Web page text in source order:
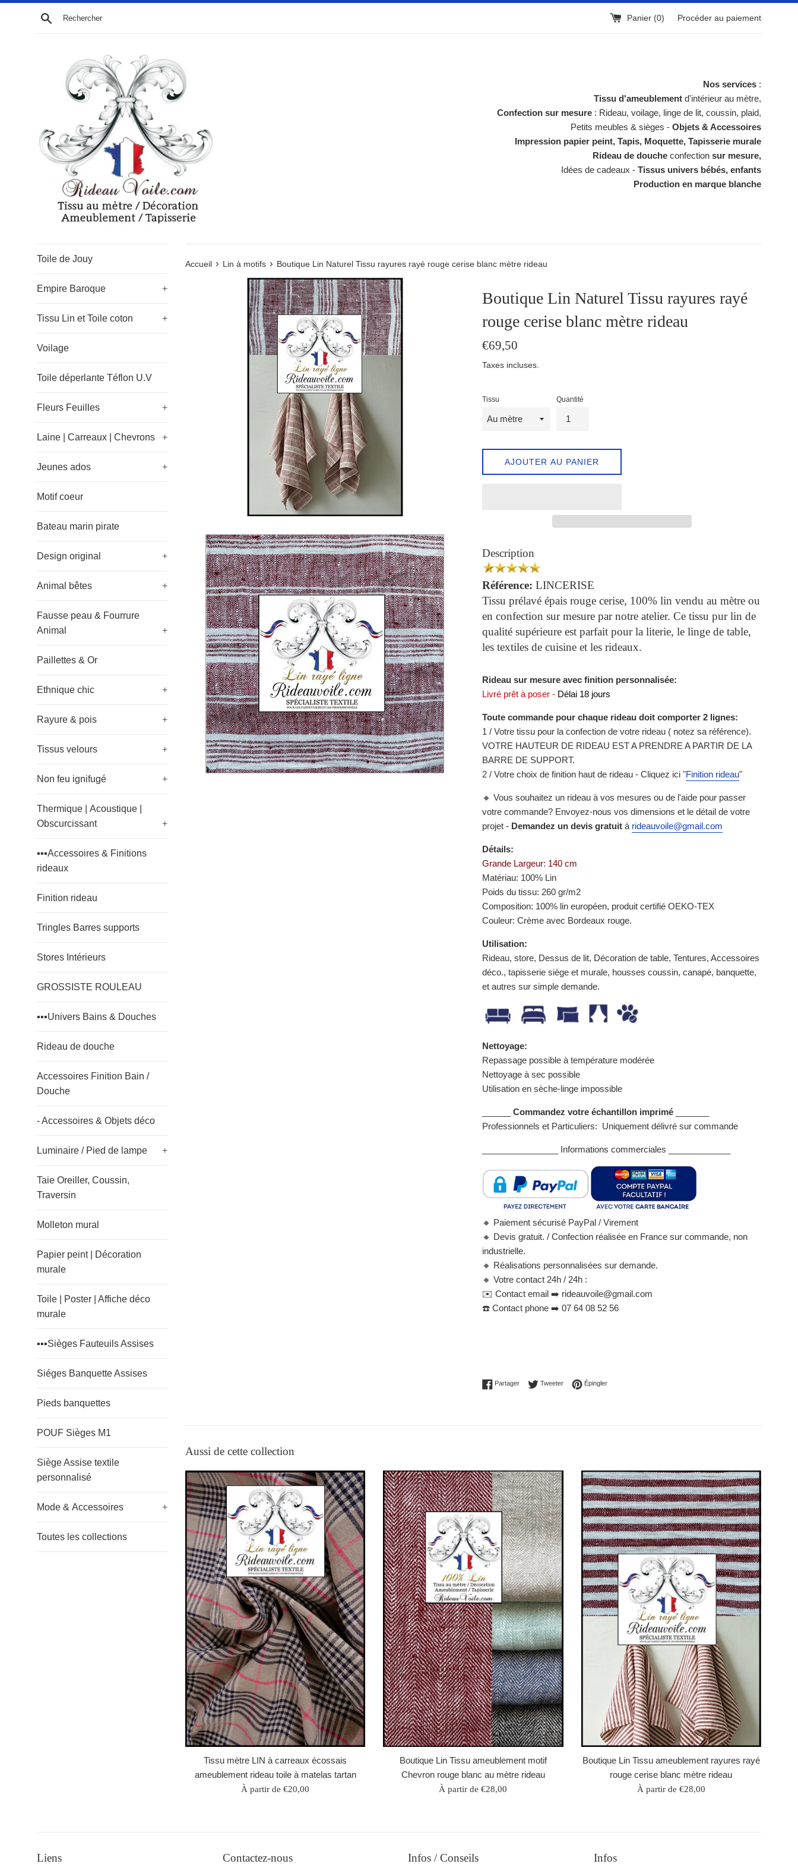
Passer
Recherche Panier (0) Procéder au paiement
Nos services :
Tissu d'ameublement d'intérieur au mètre,
Confection sur mesure : Rideau, voilage, linge de lit, coussin, plaid,
Petits meubles & sièges - Objets & Accessoires
Impression papier peint, Tapis, Moquette, Tapisserie murale
Rideau de douche confection sur mesure,
Idées de cadeaux - Tissus univers bébés, enfants
Production en marque blanche
Toile de Jouy
Empire Baroque +
Tissu Lin et Toile coton +
Voilage
Toile déperlante Téflon U.V
Fleurs Feuilles +
Laine | Carreaux | Chevrons +
Jeunes ados +
Motif coeur
Bateau marin pirate
Design original +
Animal bêtes +
Fausse peau & Fourrure
Animal
+
Paillettes & Or
Ethnique chic +
Rayure & pois +
Tissus velours +
Non feu ignifugé +
Thermique | Acoustique |
Obscurcissant
+
▪️▪️▪️Accessoires & Finitions
rideaux
Finition rideau
Tringles Barres supports
Stores Intérieurs
GROSSISTE ROULEAU
▪️▪️▪️Univers Bains & Douches
Rideau de douche
Accessoires Finition Bain /
Douche
- Accessoires & Objets déco
Luminaire / Pied de lampe +
Taie Oreiller, Coussin,
Traversin
Molleton mural
Papier peint | Décoration
murale
Toile | Poster | Affiche déco
murale
▪️▪️▪️Sièges Fauteuils Assises
Siéges Banquette Assises
Pieds banquettes
POUF Sièges M1
Siège Assise textile
personnalisé
Mode & Accessoires +
Toutes les collections
Accueil › Lin à motifs › Boutique Lin Naturel Tissu rayures rayé rouge cerise blanc mètre rideau
Boutique Lin Naturel Tissu rayures rayé
rouge cerise blanc mètre rideau
Prix
€69,50
Taxes incluses.
Tissu Quantité
AJOUTER AU PANIER
Description
Référence: LINCERISE
Tissu prélavé épais rouge cerise, 100% lin vendu au mètre ou
en confection sur mesure par notre atelier. Ce tissu pur lin de
qualité supérieure est parfait pour la literie, le linge de table,
les textiles de cuisine et les rideaux.
Rideau sur mesure avec finition personnalisée:
Livré prêt à poser - Délai 18 jours
Toute commande pour chaque rideau doit comporter 2 lignes:
1 / Votre tissu pour la confection de votre rideau ( notez sa référence).
VOTRE HAUTEUR DE RIDEAU EST A PRENDRE A PARTIR DE LA
BARRE DE SUPPORT.
2 / Votre choix de finition haut de rideau - Cliquez ici "Finition rideau"
🔸 Vous souhaitez un rideau à vos mesures ou de l'aide pour passer
votre commande? Envoyez-nous vos dimensions et le détail de votre
projet - Demandez un devis gratuit à rideauvoile@gmail.com
Détails:
Grande Largeur: 140 cm
Matériau: 100% Lin
Poids du tissu: 260 gr/m2
Composition: 100% lin européen, produit certifié OEKO-TEX
Couleur: Crème avec Bordeaux rouge.
Utilisation:
Rideau, store, Dessus de lit, Décoration de table, Tentures, Accessoires
déco., tapisserie siège et murale, housses coussin, canapé, banquette,
et autres sur simple demande.
Nettoyage:
Repassage possible à température modérée
Nettoyage à sec possible
Utilisation en sèche-linge impossible
Commandez votre échantillon imprimé
Professionnels et Particuliers: Uniquement délivré sur commande
________________ Informations commerciales _____________
🔸 Paiement sécurisé PayPal / Virement
🔸 Devis gratuit. / Confection réalisée en France sur commande, non
industrielle.
🔸 Réalisations personnalisées sur demande.
🔸 Votre contact 24h / 24h :
✉️ Contact email ➡️ rideauvoile@gmail.com
☎️ Contact phone ➡️ 07 64 08 52 56
PartagerPartager sur Facebook
TweeterTweeter sur Twitter
ÉpinglerÉpingler sur Pinterest
Aussi de cette collection
Tissu mètre LIN à carreaux écossais
ameublement rideau toile à matelas tartan
À partir de €20,00
Boutique Lin Tissu ameublement motif
Chevron rouge blanc au mètre rideau
À partir de €28,00
Boutique Lin Tissu ameublement rayures rayé
rouge cerise blanc mètre rideau
À partir de €28,00
Liens Contactez-nous Infos / Conseils Infos